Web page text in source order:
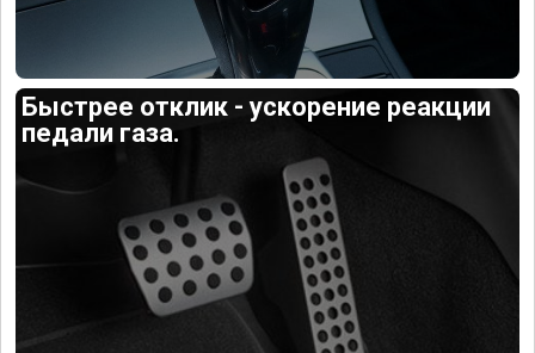
Быстрее отклик - ускорение реакции
педали газа.